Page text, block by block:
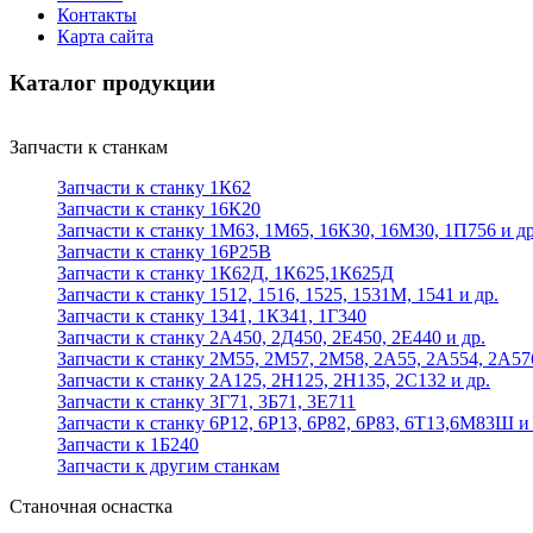
Контакты
Карта сайта
Каталог продукции
Запчасти к станкам
Запчасти к станку 1К62
Запчасти к станку 16К20
Запчасти к станку 1М63, 1М65, 16К30, 16М30, 1П756 и
Запчасти к станку 16Р25В
Запчасти к станку 1К62Д, 1К625,1К625Д
Запчасти к станку 1512, 1516, 1525, 1531М, 1541 и др.
Запчасти к станку 1341, 1К341, 1Г340
Запчасти к станку 2А450, 2Д450, 2Е450, 2Е440 и др.
Запчасти к станку 2М55, 2М57, 2М58, 2А55, 2А554,
Запчасти к станку 2А125, 2Н125, 2Н135, 2С132 и др.
Запчасти к станку 3Г71, 3Б71, 3Е711
Запчасти к станку 6Р12, 6Р13, 6Р82, 6Р83, 6Т13,6М83Ш и
Запчасти к 1Б240
Запчасти к другим станкам
Станочная оснастка